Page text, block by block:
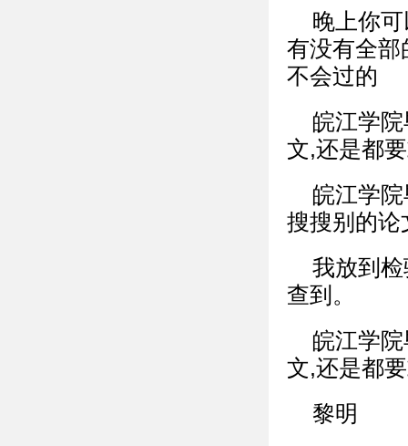
晚上你
有没有全部
不会过的
皖江学
文,还是都
皖江学
搜搜别的论
我放到
查到。
皖江学
文,还是都
黎明